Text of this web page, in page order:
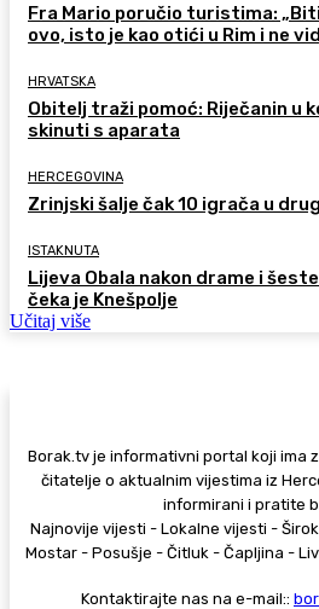
Fra Mario poručio turistima:
ovo, isto je kao otići u Rim i ne
HRVATSKA
Obitelj traži pomoć: Riječanin u
skinuti s aparata
HERCEGOVINA
Zrinjski šalje čak 10 igrača u
ISTAKNUTA
Lijeva Obala nakon drame i
čeka je Knešpolje
Učitaj više
Borak.tv je informativni portal koji ima
čitatelje o aktualnim vijestima iz
informirani i pratite
Najnovije vijesti - Lokalne vijesti -
Mostar - Posušje - Čitluk - Čapljina -
Kontaktirajte nas na e-mail::